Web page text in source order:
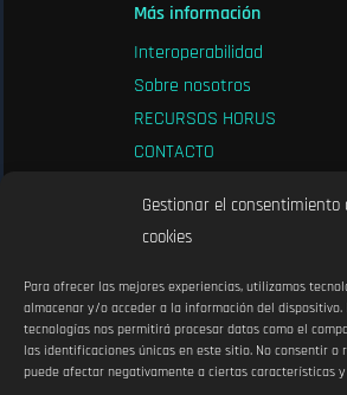
Gestionar el consentimiento
cookies
Para ofrecer las mejores experiencias, utilizamos
almacenar y/o acceder a la información del
tecnologías nos permitirá procesar datos como el
las identificaciones únicas en este sitio. No consentir
puede afectar negativamente a ciertas características
Más información
Interoperabilidad
Sobre nosotros
RECURSOS HORUS
CONTACTO
Certificado ENS